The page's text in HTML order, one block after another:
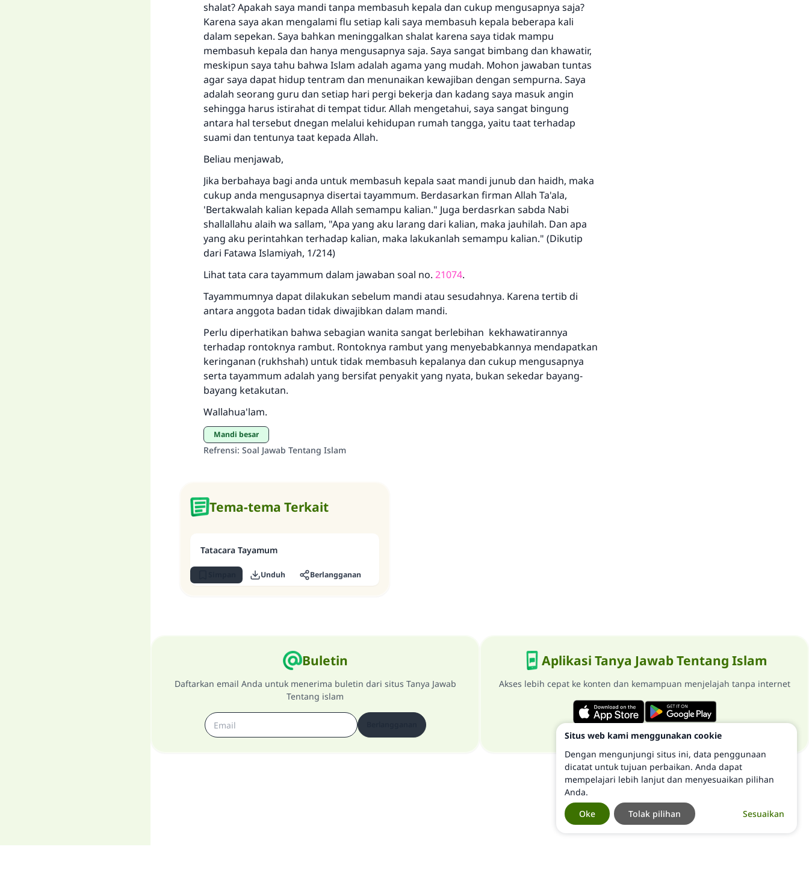
shalat? Apakah saya mandi tanpa membasuh kepala dan cukup mengusapnya saja?
Karena saya akan mengalami flu setiap kali saya membasuh kepala beberapa kali
dalam sepekan. Saya bahkan meninggalkan shalat karena saya tidak mampu
membasuh kepala dan hanya mengusapnya saja. Saya sangat bimbang dan khawatir,
meskipun saya tahu bahwa Islam adalah agama yang mudah. Mohon jawaban tuntas
agar saya dapat hidup tentram dan menunaikan kewajiban dengan sempurna. Saya
adalah seorang guru dan setiap hari pergi bekerja dan kadang saya masuk angin
sehingga harus istirahat di tempat tidur. Allah mengetahui, saya sangat bingung
antara hal tersebut dnegan melalui kehidupan rumah tangga, yaitu taat terhadap
suami dan tentunya taat kepada Allah.
Beliau menjawab,
Jika berbahaya bagi anda untuk membasuh kepala saat mandi junub dan haidh, maka
cukup anda mengusapnya disertai tayammum. Berdasarkan firman Allah Ta'ala,
'Bertakwalah kalian kepada Allah semampu kalian." Juga berdasrkan sabda Nabi
shallallahu alaih wa sallam, "Apa yang aku larang dari kalian, maka jauhilah. Dan apa
yang aku perintahkan terhadap kalian, maka lakukanlah semampu kalian." (Dikutip
dari Fatawa Islamiyah, 1/214)
Lihat tata cara tayammum dalam jawaban soal no. 21074.
Tayammumnya dapat dilakukan sebelum mandi atau sesudahnya. Karena tertib di
antara anggota badan tidak diwajibkan dalam mandi.
Perlu diperhatikan bahwa sebagian wanita sangat berlebihan kekhawatirannya
terhadap rontoknya rambut. Rontoknya rambut yang menyebabkannya mendapatkan
keringanan (rukhshah) untuk tidak membasuh kepalanya dan cukup mengusapnya
serta tayammum adalah yang bersifat penyakit yang nyata, bukan sekedar bayang-
bayang ketakutan.
Wallahua'lam.
Mandi besar
Refrensi: Soal Jawab Tentang Islam
Tema-tema Terkait
Tatacara Tayamum
Unduh Berlangganan
Buletin
Daftarkan email Anda untuk menerima buletin dari situs Tanya Jawab
Tentang islam
Aplikasi Tanya Jawab Tentang Islam
Akses lebih cepat ke konten dan kemampuan menjelajah tanpa internet
Saham
Situs web kami menggunakan cookie
Dengan mengunjungi situs ini, data penggunaan
dicatat untuk tujuan perbaikan. Anda dapat
mempelajari lebih lanjut dan menyesuaikan pilihan
Anda.
Sesuaikan
Tolak pilihan
Oke